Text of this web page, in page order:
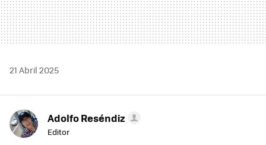
21 Abril 2025
Adolfo Reséndiz
Editor